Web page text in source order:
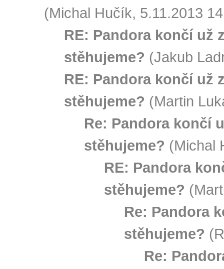
(Michal Hučík, 5.11.2013
RE: Pandora končí už
stěhujeme? (Jakub
RE: Pandora končí už
stěhujeme? (Martin
Re: Pandora končí
stěhujeme? (Michal
RE: Pandora
stěhujeme?
Re: Pandora
stěhujeme?
Re: